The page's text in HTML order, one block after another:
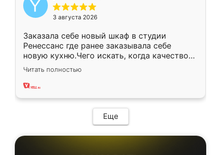
3 августа 2026
Заказала себе новый шкаф в студии
Ренессанс где ранее заказывала себе
новую кухню.Чего искать, когда качеством
вполне довольна. Служит кухня уже почти
два года, нареканий нет.
Читать полностью
Еще